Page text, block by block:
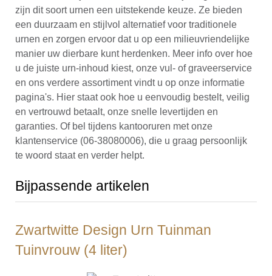
zijn dit soort urnen een uitstekende keuze. Ze bieden
een duurzaam en stijlvol alternatief voor traditionele
urnen en zorgen ervoor dat u op een milieuvriendelijke
manier uw dierbare kunt herdenken. Meer info over hoe
u de juiste urn-inhoud kiest, onze vul- of graveerservice
en ons verdere assortiment vindt u op onze informatie
pagina's. Hier staat ook hoe u eenvoudig bestelt, veilig
en vertrouwd betaalt, onze snelle levertijden en
garanties. Of bel tijdens kantooruren met onze
klantenservice (06-38080006), die u graag persoonlijk
te woord staat en verder helpt.
Bijpassende artikelen
Zwartwitte Design Urn Tuinman
Tuinvrouw (4 liter)